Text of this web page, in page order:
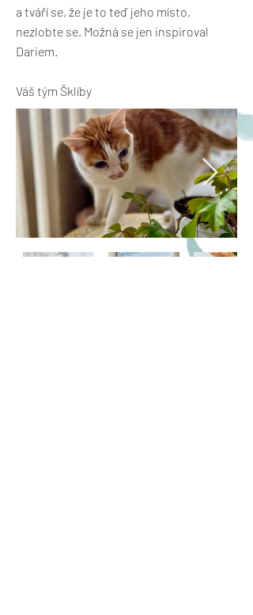
a tváří se, že je to teď jeho místo,
nezlobte se. Možná se jen inspiroval
Dariem.
Váš tým Šklíby